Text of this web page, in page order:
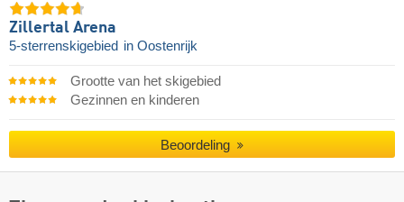
Zillertal Arena
5-sterrenskigebied in Oostenrijk
Grootte van het skigebied
Gezinnen en kinderen
Beoordeling